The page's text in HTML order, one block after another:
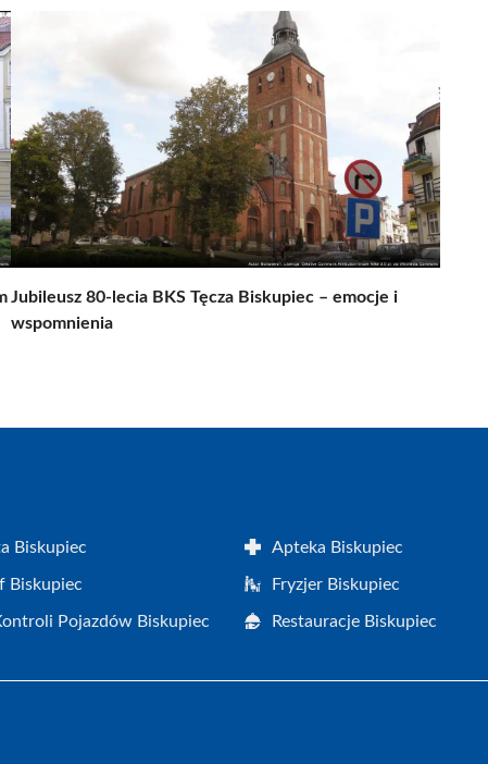
Jubileusz 80-lecia BKS Tęcza Biskupiec – emocje i
wspomnienia
Biskupiec Apteka Biskupiec
Biskupiec Fryzjer Biskupiec
Pojazdów Biskupiec Restauracje Biskupiec